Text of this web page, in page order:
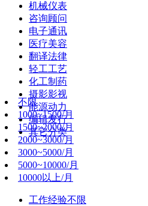
机械仪表
咨询顾问
电子通讯
医疗美容
翻译法律
轻工工艺
化工制药
摄影影视
能源动力
编辑发行
其它分类
不限
1000~1500/月
1500~2000/月
2000~3000/月
3000~5000/月
5000~10000/月
10000以上/月
工作经验不限